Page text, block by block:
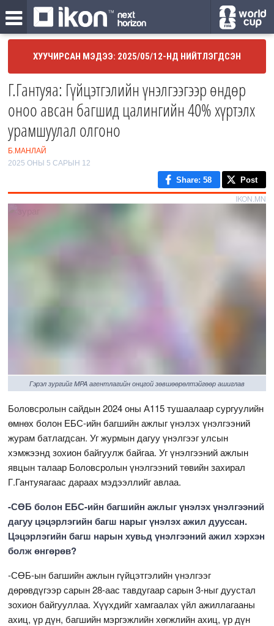
ХУУЧИРСАН МЭДЭЭ: 2025/05/12-НД НИЙТЛЭГДСЭН
Г.Гантуяа: Гүйцэтгэлийн үнэлгээгээр өндөр
оноо авсан багшид цалингийн 40% хүртэлх
урамшуулал олгоно
Б.МАНЛАЙ
2025 ОНЫ 5 САРЫН 12
Share: 58 Post
IKON.MN
Гэрэл зургийг MPA агентлагийн онцгой зөвшөөрөлтэйгөөр ашиглав
Боловсролын сайдын 2024 оны А115 тушаалаар сургуулийн
өмнөх болон ЕБС-ийн багшийн ажлыг үнэлэх үнэлгээний
журам батлагдсан. Уг журмын дагуу үнэлгээг улсын
хэмжээнд зохион байгуулж байгаа. Уг үнэлгээний ажлын
явцын талаар Боловсролын үнэлгээний төвийн захирал
Г.Гантуяагаас дараах мэдээллийг авлаа.
-СӨБ болон ЕБС-ийн багшийн ажлыг үнэлэх үнэлгээний
дагуу цэцэрлэгийн багш нарыг үнэлэх ажил дууссан.
Цэцэрлэгийн багш нарын хувьд үнэлгээний ажил хэрхэн
болж өнгөрөв?
-СӨБ-ын багшийн ажлын гүйцэтгэлийн үнэлгээг
дөрөвдүгээр сарын 28-аас тавдугаар сарын 3-ныг дуустал
зохион байгууллаа. Хүүхдийг хамгаалах үйл ажиллагааны
ахиц, үр дүн, багшийн мэргэжлийн хөгжлийн ахиц, үр дүн